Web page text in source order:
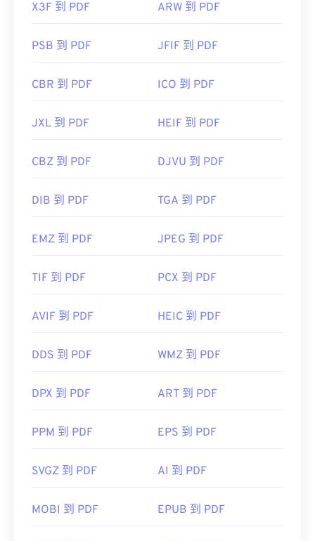
X3F 到 PDF ARW 到 PDF
PSB 到 PDF JFIF 到 PDF
CBR 到 PDF ICO 到 PDF
JXL 到 PDF HEIF 到 PDF
CBZ 到 PDF DJVU 到 PDF
DIB 到 PDF TGA 到 PDF
EMZ 到 PDF JPEG 到 PDF
TIF 到 PDF PCX 到 PDF
AVIF 到 PDF HEIC 到 PDF
DDS 到 PDF WMZ 到 PDF
DPX 到 PDF ART 到 PDF
PPM 到 PDF EPS 到 PDF
SVGZ 到 PDF AI 到 PDF
MOBI 到 PDF EPUB 到 PDF